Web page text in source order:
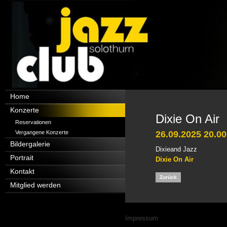
Dixie On Air
26.09.2025 20.00
Dixieand Jazz
Dixie On Air
Zurück
Navigation
überspringen
Home
Konzerte
Reservationen
Vergangene Konzerte
Bildergalerie
Portrait
Kontakt
Mitglied werden
Navigation
Impressum